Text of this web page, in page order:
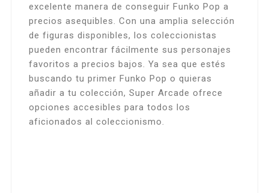
excelente manera de conseguir Funko Pop a
precios asequibles. Con una amplia selección
de figuras disponibles, los coleccionistas
pueden encontrar fácilmente sus personajes
favoritos a precios bajos. Ya sea que estés
buscando tu primer Funko Pop o quieras
añadir a tu colección, Super Arcade ofrece
opciones accesibles para todos los
aficionados al coleccionismo.